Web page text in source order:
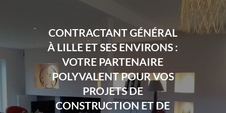
CONTRACTANT GÉNÉRAL
À LILLE ET SES ENVIRONS :
VOTRE PARTENAIRE
POLYVALENT POUR VOS
PROJETS DE
CONSTRUCTION ET DE